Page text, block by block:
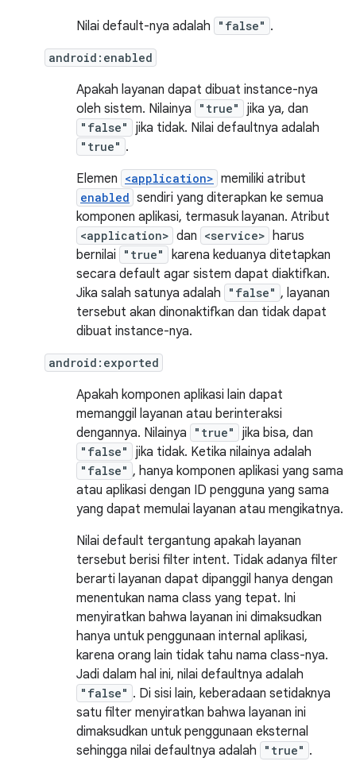
Nilai default-nya adalah "false" .
android:enabled
Apakah layanan dapat dibuat instance-nya
oleh sistem. Nilainya
"true" jika ya, dan
"false" jika tidak. Nilai defaultnya adalah
"true" .
Elemen <application> memiliki atribut
enabled sendiri yang diterapkan ke semua
komponen aplikasi, termasuk layanan. Atribut
<application> dan <service> harus
bernilai
"true"
karena keduanya ditetapkan
secara default agar sistem dapat diaktifkan.
Jika salah satunya adalah
"false" , layanan
tersebut akan dinonaktifkan dan tidak dapat
dibuat instance-nya.
android:exported
Apakah komponen aplikasi lain dapat
memanggil layanan atau berinteraksi
dengannya. Nilainya
"true" jika bisa, dan
"false" jika tidak. Ketika nilainya adalah
"false" , hanya komponen aplikasi yang sama
atau aplikasi dengan ID pengguna yang sama
yang dapat memulai layanan atau mengikatnya.
Nilai default tergantung apakah layanan
tersebut berisi filter intent. Tidak adanya filter
berarti layanan dapat dipanggil hanya dengan
menentukan nama class yang tepat. Ini
menyiratkan bahwa layanan ini dimaksudkan
hanya untuk penggunaan internal aplikasi,
karena orang lain tidak tahu nama class-nya.
Jadi dalam hal ini, nilai defaultnya adalah
"false" . Di sisi lain, keberadaan setidaknya
satu filter menyiratkan bahwa layanan ini
dimaksudkan untuk penggunaan eksternal
sehingga nilai defaultnya adalah
"true" .